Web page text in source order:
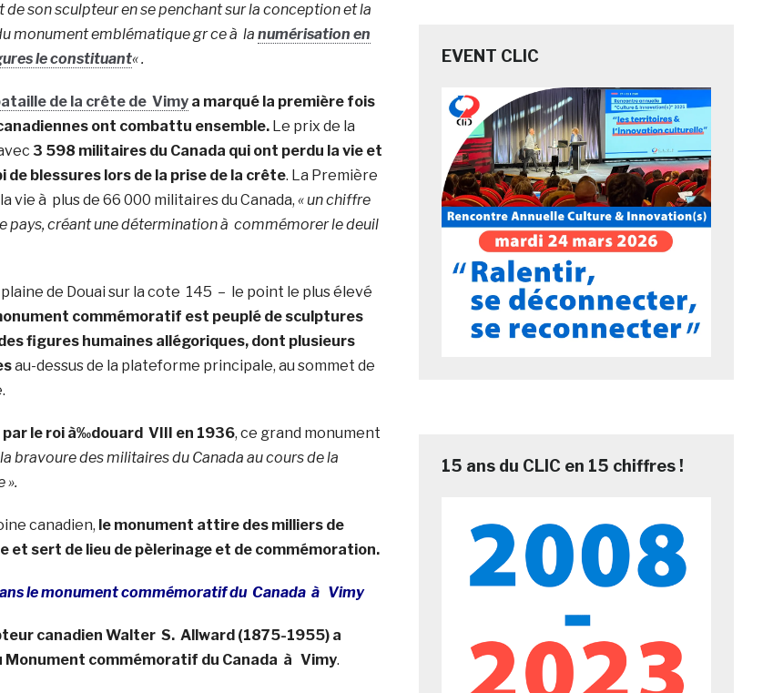
de son sculpteur en se penchant sur la conception et la
monument emblématique gr ce à la numérisation en
le constituant« .
de la crête de Vimya marqué la première fois
ont combattu ensemble.Le prix de la
3 598 militaires du Canada qui ont perdu la vie et
blessures lors de la prise de la crête. La Première
vie à plus de 66 000 militaires du Canada, « un chiffre
pays, créant une détermination à commémorer le deuil
plaine de Douai sur la cote 145 – le point le plus élevé
commémoratif est peuplé de sculptures
figures humaines allégoriques, dont plusieurs
au-dessus de la plateforme principale, au sommet de
le roi à‰douard VIII en 1936, ce grand monument
bravoure des militaires du Canada au cours de la
».
canadien, le monument attire des milliers de
et sert de lieu de pèlerinage et de commémoration.
le monument commémoratif du Canadaà Vimy
canadien Walter S. Allward (1875-1955) a
Monument commémoratif du Canada à Vimy.
EVENT CLIC
15 ans du CLIC en 15 chiffres !